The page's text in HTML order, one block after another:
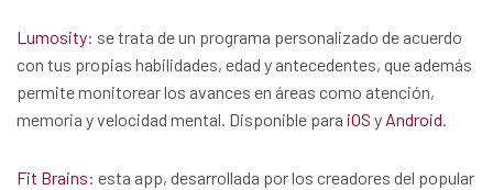
Lumosity: se trata de un programa personalizado de acuerdo
con tus propias habilidades, edad y antecedentes, que además
permite monitorear los avances en áreas como atención,
memoria y velocidad mental. Disponible para iOS y Android.
Fit Brains: esta app, desarrollada por los creadores del popular